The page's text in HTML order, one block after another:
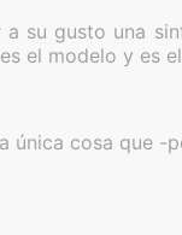
gusto una
el modelo y es
cosa que -